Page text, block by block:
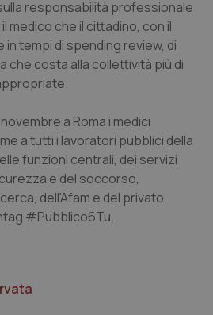
& Rettocolite Ulcerosa
patologie neurodegenerative
responsabilità professionale
medico che il cittadino, con il
tempi di spending review, di
che costa alla collettività più di
a Roma i medici
a tutti i lavoratori pubblici della
funzioni centrali, dei servizi
e del soccorso,
dell'Afam e del privato
#Pubblico6Tu.